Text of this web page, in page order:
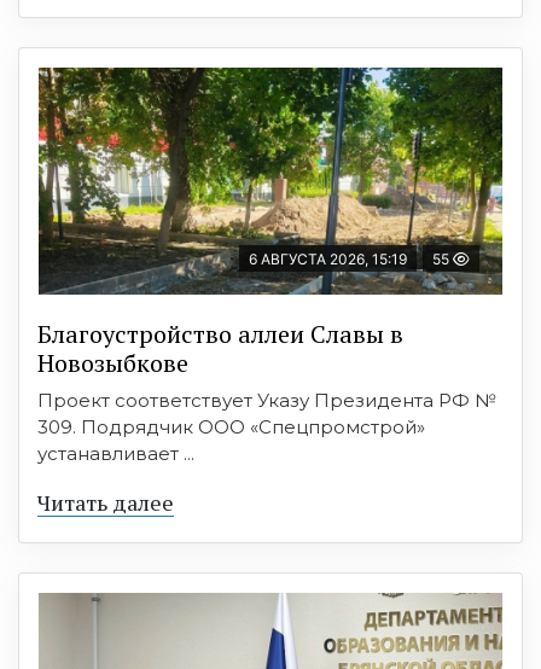
6 АВГУСТА 2026, 15:19 55
Благоустройство аллеи Славы в
Новозыбкове
Проект соответствует Указу Президента РФ №
309. Подрядчик ООО «Спецпромстрой»
устанавливает ...
Читать далее